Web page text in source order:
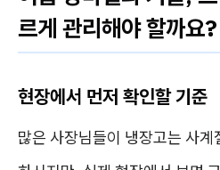
르게 관리해야 할까요?
현장에서 먼저 확인할 기준
많은 사장님들이 냉장고는 사